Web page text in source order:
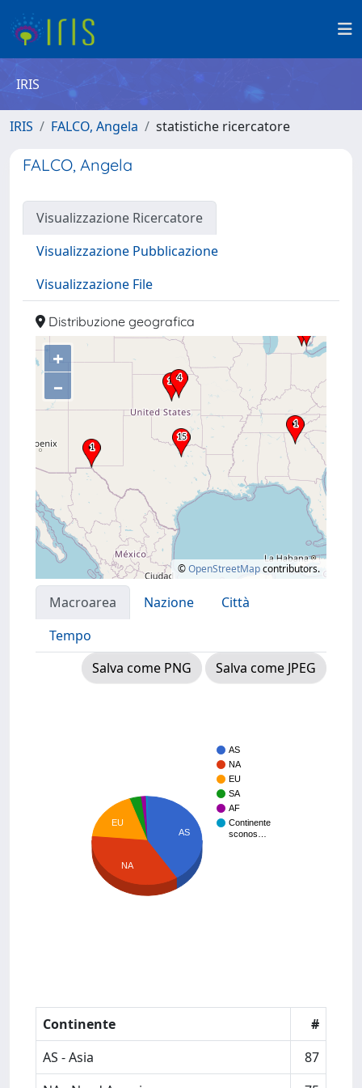
IRIS
IRIS FALCO, Angela statistiche ricercatore
FALCO, Angela
Visualizzazione Ricercatore
Visualizzazione Pubblicazione
Visualizzazione File
Distribuzione geografica
+
–
©OpenStreetMapcontributors.
Macroarea Nazione
Città
Tempo
Salva come PNG
Salva come JPEG
AS
NA
EU
SA
AF
Continente
sconos…
AS
EU
NA
Continente
#
AS - Asia
87